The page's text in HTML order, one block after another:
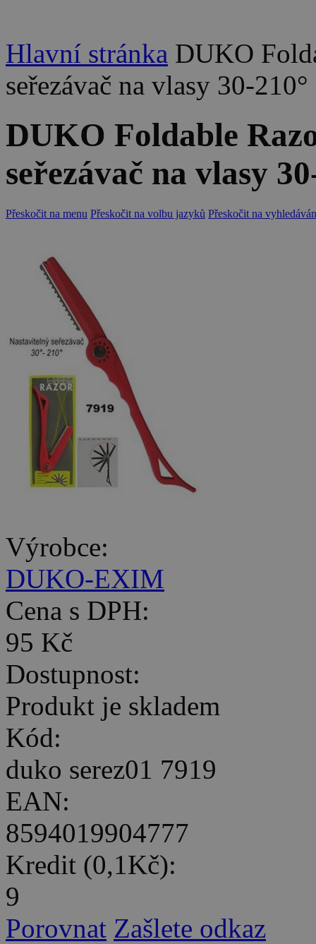
Hlavní stránka DUKO
seřezávač na vlasy 30-210°
DUKO Foldable
seřezávač na vlasy
Přeskočit na menu Přeskočit na volbu jazyků Přeskočit na
Výrobce:
DUKO-EXIM
Cena s DPH:
95 Kč
Dostupnost:
Produkt je skladem
Kód:
duko serez01 7919
EAN:
8594019904777
Kredit (0,1Kč):
9
Porovnat Zašlete odkaz